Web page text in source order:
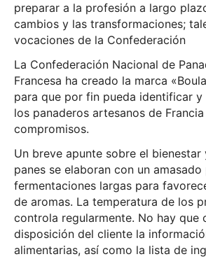
preparar a la profesión a largo
cambios y las transformaciones;
vocaciones de la Confederación
La Confederación Nacional de
Francesa ha creado la marca
para que por fin pueda identificar y
los panaderos artesanos de
compromisos.
Un breve apunte sobre el bienestar
panes se elaboran con un
fermentaciones largas para
de aromas. La temperatura de los
controla regularmente. No hay que
disposición del cliente la
alimentarias, así como la lista de